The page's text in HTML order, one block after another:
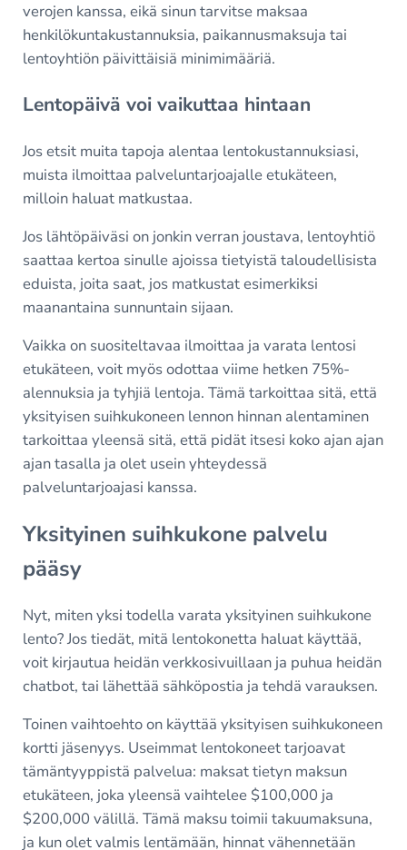
verojen kanssa, eikä sinun tarvitse maksaa
henkilökuntakustannuksia, paikannusmaksuja tai
lentoyhtiön päivittäisiä minimimääriä.
Lentopäivä voi vaikuttaa hintaan
Jos etsit muita tapoja alentaa lentokustannuksiasi,
muista ilmoittaa palveluntarjoajalle etukäteen,
milloin haluat matkustaa.
Jos lähtöpäiväsi on jonkin verran joustava, lentoyhtiö
saattaa kertoa sinulle ajoissa tietyistä taloudellisista
eduista, joita saat, jos matkustat esimerkiksi
maanantaina sunnuntain sijaan.
Vaikka on suositeltavaa ilmoittaa ja varata lentosi
etukäteen, voit myös odottaa viime hetken 75%-
alennuksia ja tyhjiä lentoja. Tämä tarkoittaa sitä, että
yksityisen suihkukoneen lennon hinnan alentaminen
tarkoittaa yleensä sitä, että pidät itsesi koko ajan ajan
ajan tasalla ja olet usein yhteydessä
palveluntarjoajasi kanssa.
Yksityinen suihkukone palvelu
pääsy
Nyt, miten yksi todella varata yksityinen suihkukone
lento? Jos tiedät, mitä lentokonetta haluat käyttää,
voit kirjautua heidän verkkosivuillaan ja puhua heidän
chatbot, tai lähettää sähköpostia ja tehdä varauksen.
Toinen vaihtoehto on käyttää yksityisen suihkukoneen
kortti jäsenyys. Useimmat lentokoneet tarjoavat
tämäntyyppistä palvelua: maksat tietyn maksun
etukäteen, joka yleensä vaihtelee $100,000 ja
$200,000 välillä. Tämä maksu toimii takuumaksuna,
ja kun olet valmis lentämään, hinnat vähennetään